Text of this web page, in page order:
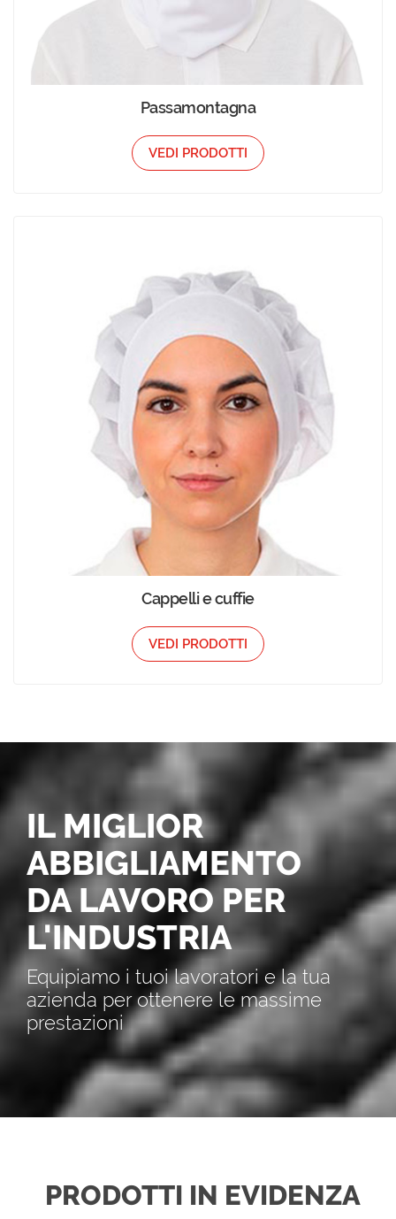
Passamontagna
VEDI PRODOTTI
Cappelli e cuffie
VEDI PRODOTTI
IL MIGLIOR
ABBIGLIAMENTO
DA LAVORO PER
L'INDUSTRIA
Equipiamo i tuoi lavoratori e la tua
azienda per ottenere le massime
prestazioni
PRODOTTI IN EVIDENZA